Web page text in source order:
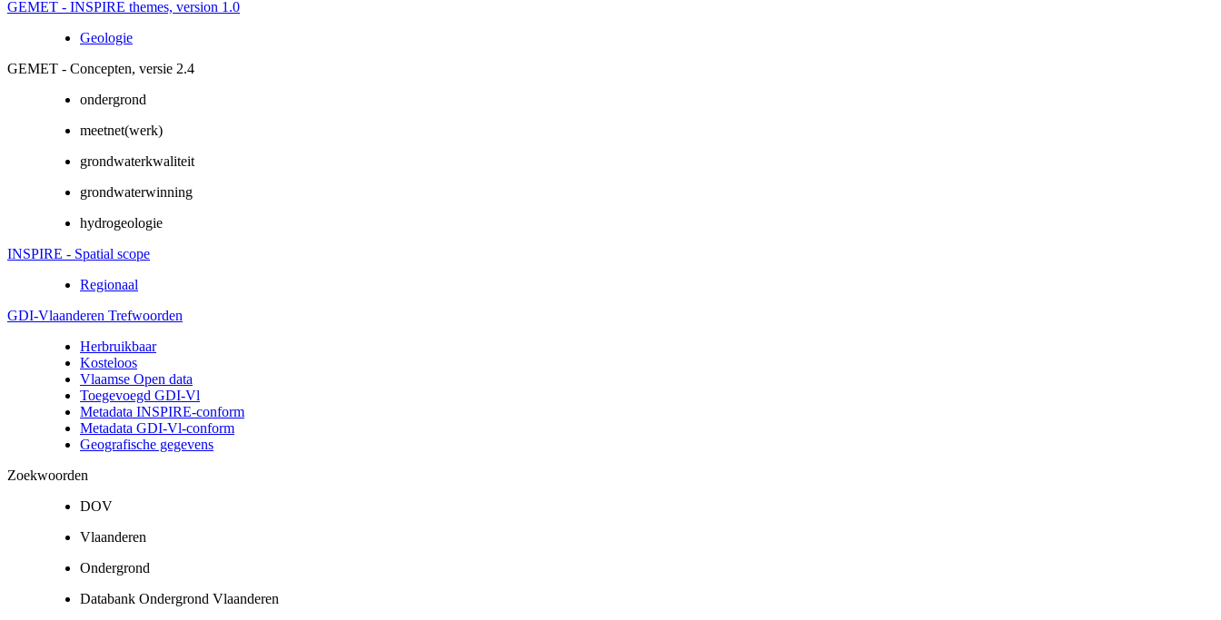
GEMET - INSPIRE themes, version 1.0
Geologie
GEMET - Concepten, versie 2.4
ondergrond
meetnet(werk)
grondwaterkwaliteit
grondwaterwinning
hydrogeologie
INSPIRE - Spatial scope
Regionaal
GDI-Vlaanderen Trefwoorden
Herbruikbaar
Kosteloos
Vlaamse Open data
Toegevoegd GDI-Vl
Metadata INSPIRE-conform
Metadata GDI-Vl-conform
Geografische gegevens
Zoekwoorden
DOV
Vlaanderen
Ondergrond
Databank Ondergrond Vlaanderen